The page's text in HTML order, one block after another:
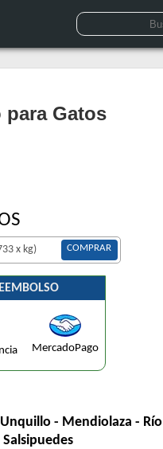
para Gatos
x kg) COMPRAR
MercadoPago
- Mendiolaza - Río